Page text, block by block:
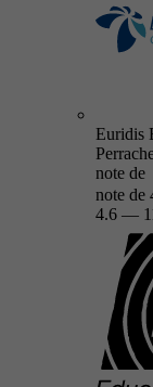
Euridis
note de
note de
4.6 —